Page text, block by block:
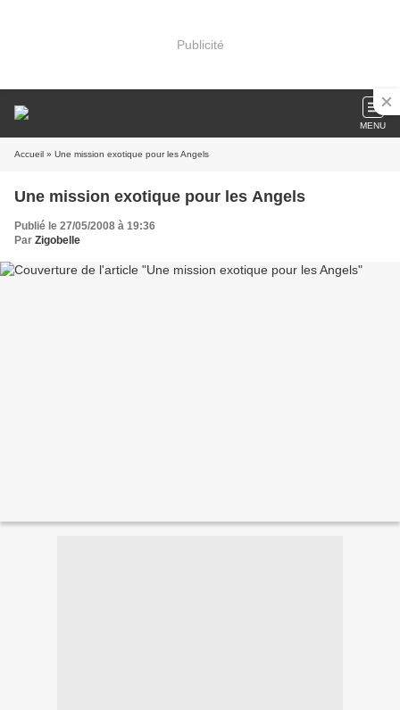
Publicité
MENU
Accueil » Une mission exotique pour les Angels
Une mission exotique pour les Angels
Publié le 27/05/2008 à 19:36
Par Zigobelle